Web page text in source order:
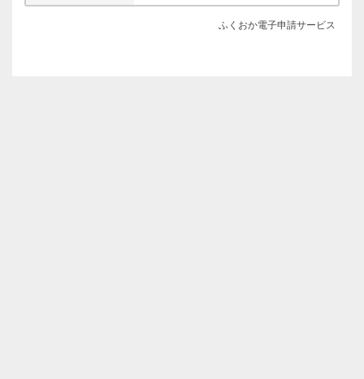
ふくおか電子申請サービス